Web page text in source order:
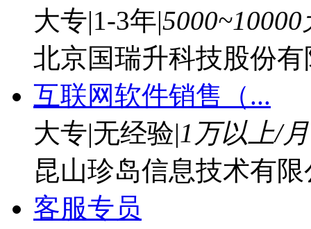
大专|1-3年|
北京国瑞升科技股份
互联网软件销售（...
大专|无经验|1万以上/月
昆山珍岛信息技术有
客服专员